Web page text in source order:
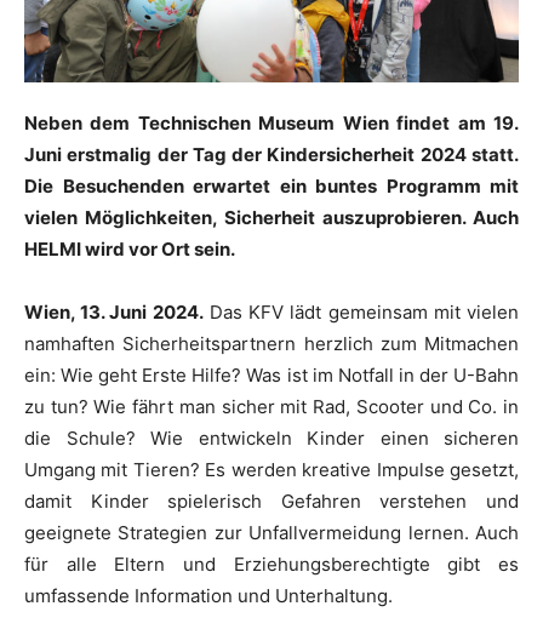
Neben dem Technischen Museum Wien findet am 19.
Juni erstmalig der Tag der Kindersicherheit 2024 statt.
Die Besuchenden erwartet ein buntes Programm mit
vielen Möglichkeiten, Sicherheit auszuprobieren. Auch
HELMI wird vor Ort sein.
Wien, 13. Juni 2024.Das KFV lädt gemeinsam mit vielen
namhaften Sicherheitspartnern herzlich zum Mitmachen
ein: Wie geht Erste Hilfe? Was ist im Notfall in der U-Bahn
zu tun? Wie fährt man sicher mit Rad, Scooter und Co. in
die Schule? Wie entwickeln Kinder einen sicheren
Umgang mit Tieren? Es werden kreative Impulse gesetzt,
damit Kinder spielerisch Gefahren verstehen und
geeignete Strategien zur Unfallvermeidung lernen. Auch
für alle Eltern und Erziehungsberechtigte gibt es
umfassende Information und Unterhaltung.